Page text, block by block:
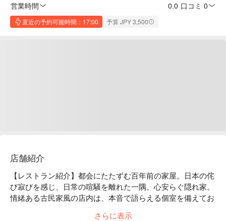
営業時間
0.0 口コミ 0
直近の予約可能時間：17:00 予算 JPY 3,500
店舗紹介
【レストラン紹介】都会にたたずむ百年前の家屋。日本の侘
び寂びを感じ、日常の喧騒を離れた一隅。心安らぐ隠れ家。
情緒ある古民家風の店内は、本音で語らえる個室を備えてお
さらに表示